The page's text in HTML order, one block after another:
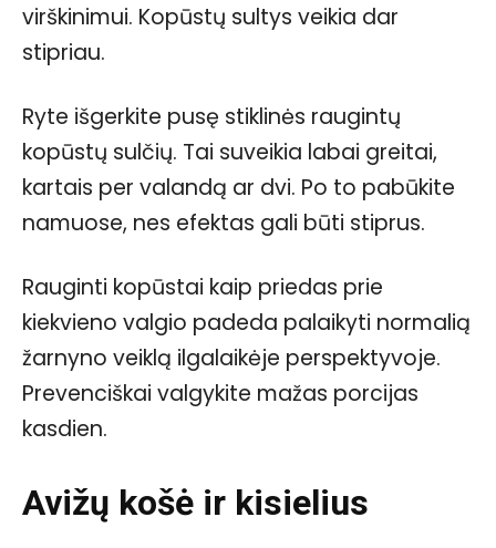
virškinimui. Kopūstų sultys veikia dar
stipriau.
Ryte išgerkite pusę stiklinės raugintų
kopūstų sulčių. Tai suveikia labai greitai,
kartais per valandą ar dvi. Po to pabūkite
namuose, nes efektas gali būti stiprus.
Rauginti kopūstai kaip priedas prie
kiekvieno valgio padeda palaikyti normalią
žarnyno veiklą ilgalaikėje perspektyvoje.
Prevenciškai valgykite mažas porcijas
kasdien.
Avižų košė ir kisielius